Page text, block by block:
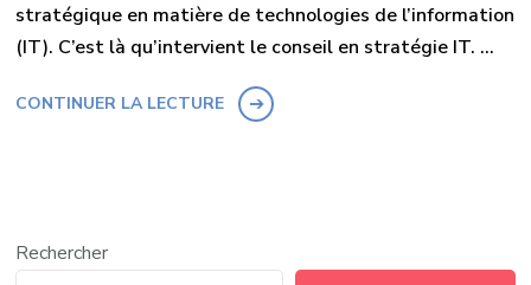
stratégique en matière de technologies de l’information
(IT). C’est là qu’intervient le conseil en stratégie IT. …
CONTINUER LA LECTURE
Rechercher